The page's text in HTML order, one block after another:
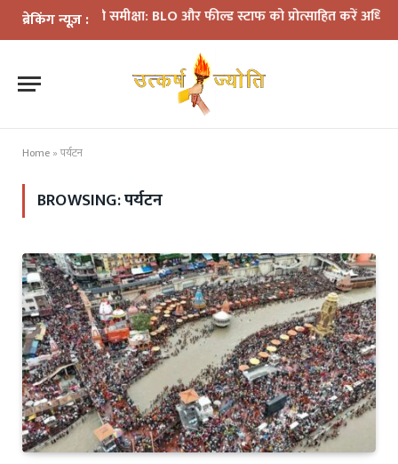
ब्रेकिंग न्यूज़ :
की समीक्षा: BLO और फील्ड स्टाफ को प्रोत्साहित करें अधिकारी—मुख्य
Home »पर्यटन
BROWSING:पर्यटन